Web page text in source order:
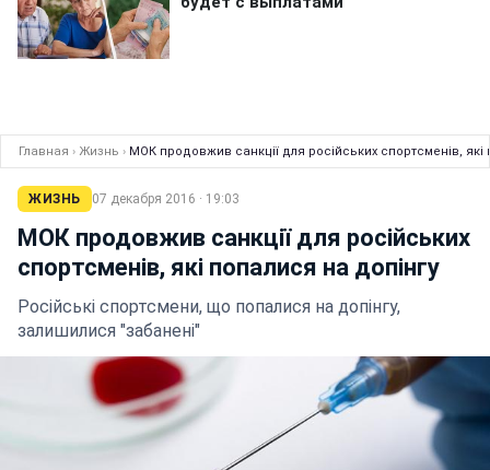
Главная › Жизнь › МОК продовжив санкції для російських спортсменів, які
ЖИЗНЬ 07 декабря 2016 · 19:03
МОК продовжив санкції для російських
спортсменів, які попалися на допінгу
Російські спортсмени, що попалися на допінгу,
залишилися "забанені"